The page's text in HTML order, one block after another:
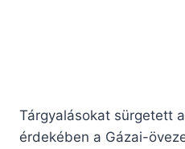
Tárgyalásokat sürgetett
érdekében a Gázai-